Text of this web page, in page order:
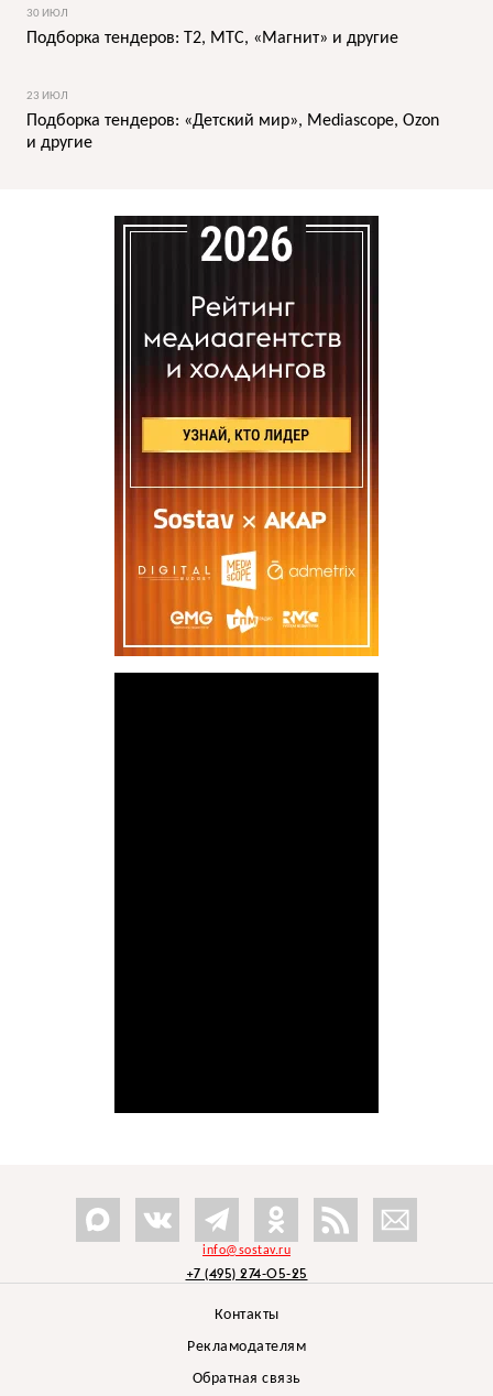
30 ИЮЛ
Подборка тендеров: T2, МТС, «Магнит» и другие
23 ИЮЛ
Подборка тендеров: «Детский мир», Mediascope, Ozon
и другие
info@sostav.ru
+7 (495) 274-05-25
Контакты
Рекламодателям
Обратная связь